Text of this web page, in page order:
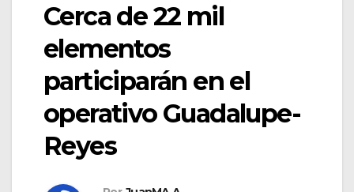
Cerca de 22 mil
elementos
participarán en el
operativo Guadalupe-
Reyes